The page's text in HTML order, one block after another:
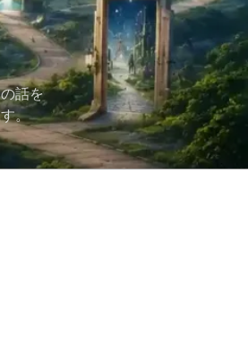
話を
。